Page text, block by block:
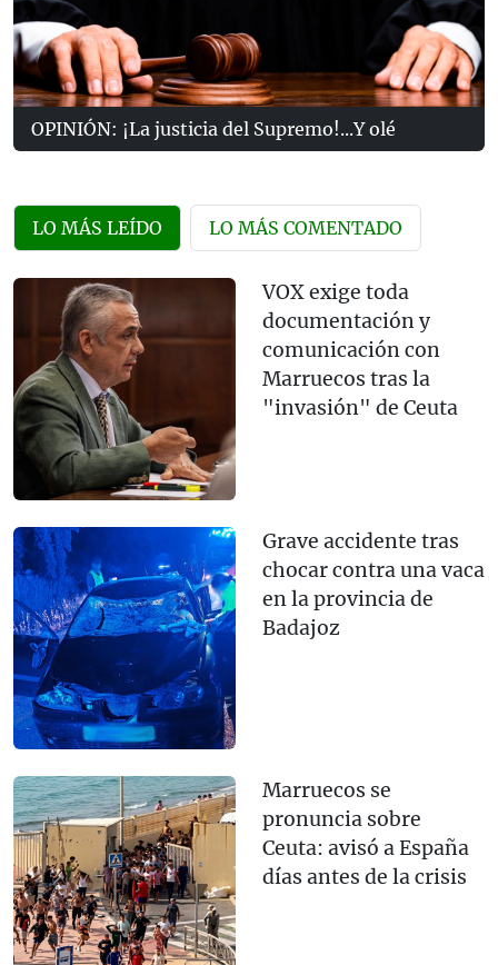
OPINIÓN: ¡La justicia del Supremo!...Y olé
LO MÁS LEÍDO LO MÁS COMENTADO
VOX exige toda
documentación y
comunicación con
Marruecos tras la
"invasión" de Ceuta
Grave accidente tras
chocar contra una vaca
en la provincia de
Badajoz
Marruecos se
pronuncia sobre
Ceuta: avisó a España
días antes de la crisis